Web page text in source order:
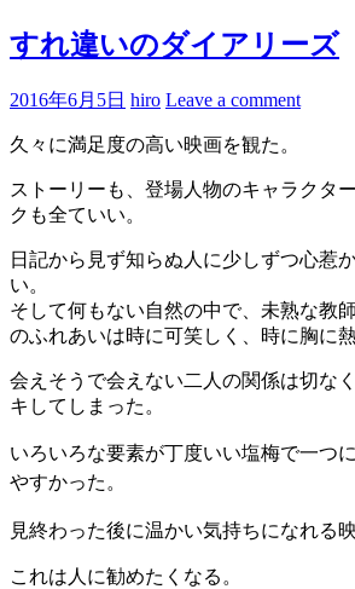
すれ違いのダイアリーズ
2016年6月5日 hiro Leave a comment
久々に満足度の高い映画を観た。
ストーリーも、登場人物のキャラクタ
クも全ていい。
日記から見ず知らぬ人に少しずつ心惹
い。
そして何もない自然の中で、未熟な教
のふれあいは時に可笑しく、時に胸に
会えそうで会えない二人の関係は切な
キしてしまった。
いろいろな要素が丁度いい塩梅で一つ
やすかった。
見終わった後に温かい気持ちになれる映
これは人に勧めたくなる。